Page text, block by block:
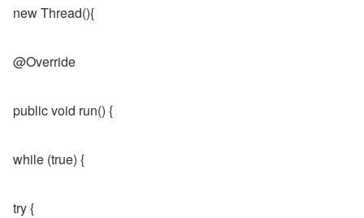
new Thread(){
@Override
public void run() {
while (true) {
try {